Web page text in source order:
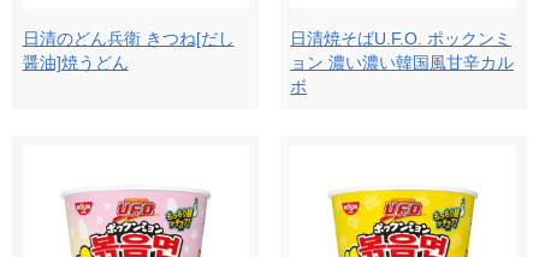
日清のどん兵衛 きつね[だし
醤油]焼うどん
日清焼そばU.F.O. ポックンミ
ョン 濃い濃い韓国風甘辛カル
ボ